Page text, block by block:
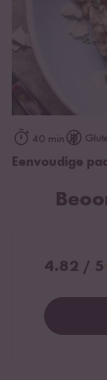
40 min
Eenvoudige
4.82 / 5